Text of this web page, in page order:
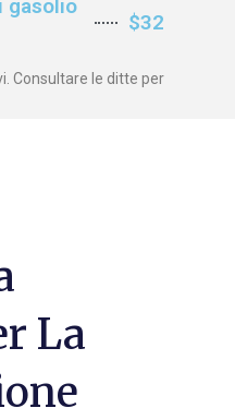
gasolio
$32
Consultare le ditte per
La